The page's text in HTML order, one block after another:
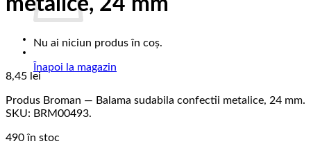
Nu ai niciun produs în coș.
Înapoi la magazin
metalice, 24 mm
8,45 lei
Produs Broman — Balama sudabila confectii metalice, 24 mm.
SKU: BRM00493.
490 în stoc